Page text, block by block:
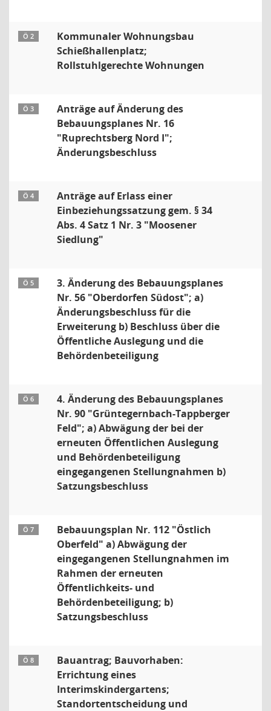
Ö 2
Kommunaler Wohnungsbau
Schießhallenplatz;
Rollstuhlgerechte Wohnungen
Ö 3
Anträge auf Änderung des
Bebauungsplanes Nr. 16
"Ruprechtsberg Nord I";
Änderungsbeschluss
Ö 4
Anträge auf Erlass einer
Einbeziehungssatzung gem. § 34
Abs. 4 Satz 1 Nr. 3 "Moosener
Siedlung"
Ö 5
3. Änderung des Bebauungsplanes
Nr. 56 "Oberdorfen Südost"; a)
Änderungsbeschluss für die
Erweiterung b) Beschluss über die
Öffentliche Auslegung und die
Behördenbeteiligung
Ö 6
4. Änderung des Bebauungsplanes
Nr. 90 "Grüntegernbach-Tappberger
Feld"; a) Abwägung der bei der
erneuten Öffentlichen Auslegung
und Behördenbeteiligung
eingegangenen Stellungnahmen b)
Satzungsbeschluss
Ö 7
Bebauungsplan Nr. 112 "Östlich
Oberfeld" a) Abwägung der
eingegangenen Stellungnahmen im
Rahmen der erneuten
Öffentlichkeits- und
Behördenbeteiligung; b)
Satzungsbeschluss
Ö 8
Bauantrag; Bauvorhaben:
Errichtung eines
Interimskindergartens;
Standortentscheidung und